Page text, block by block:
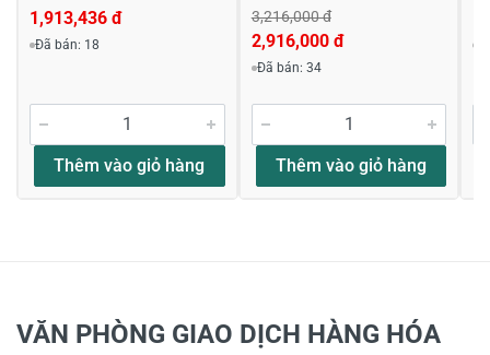
1,913,436 đ
Đã bán: 18
Thêm vào giỏ hàng
3,216,000 đ
2,916,000 đ
Đã bán: 34
Thêm vào giỏ hàng
VĂN PHÒNG GIAO DỊCH HÀNG HÓA